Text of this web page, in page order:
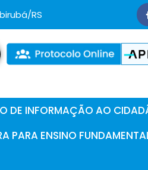
RS
DE INFORMAÇÃO AO
PARA ENSINO